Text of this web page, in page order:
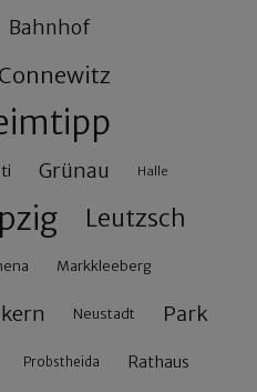
Bahnhof
Connewitz
Grünau Halle
Leutzsch
Markkleeberg
Neustadt Park
Probstheida Rathaus